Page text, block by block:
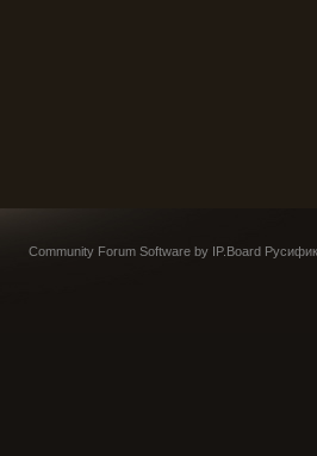
Community Forum Software by IP.Board